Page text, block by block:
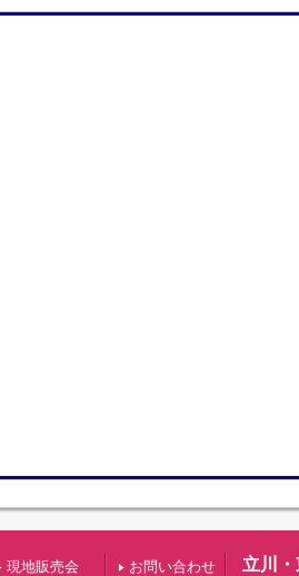
現地販売会
お問い合わせ
立川